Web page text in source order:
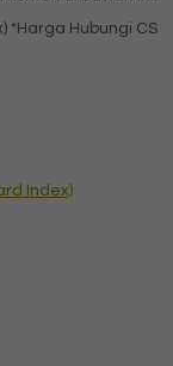
*Harga Hubungi CS
Index)